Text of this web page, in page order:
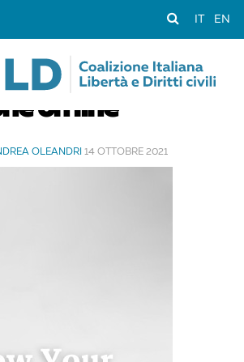
EN
on line
OLEANDRI 14 OTTOBRE 2021